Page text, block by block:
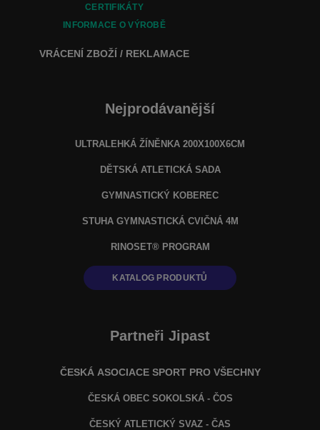
CERTIFIKÁTY
INFORMACE O VÝROBĚ
VRÁCENÍ ZBOŽÍ / REKLAMACE
Nejprodávanější
ULTRALEHKÁ ŽÍNĚNKA 200X100X6CM
DĚTSKÁ ATLETICKÁ SADA
GYMNASTICKÝ KOBEREC
STUHA GYMNASTICKÁ CVIČNÁ 4M
RINOSET® PROGRAM
KATALOG PRODUKTŮ
Partneři Jipast
ČESKÁ ASOCIACE SPORT PRO VŠECHNY
ČESKÁ OBEC SOKOLSKÁ - ČOS
ČESKÝ ATLETICKÝ SVAZ - ČAS